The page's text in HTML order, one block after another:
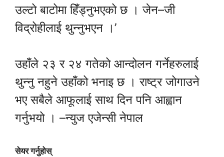
उल्टो बाटोमा हिँड्नुभएको छ । जेन–जी
विद्रोहीलाई थुन्नुभएन ।’
उहाँले २३ र २४ गतेको आन्दोलन गर्नेहरुलाई
थुन्नु नहुने उहाँको भनाइ छ । राष्ट्र जोगाउने
भए सबैले आफूलाई साथ दिन पनि आह्वान
गर्नुभयो । –न्युज एजेन्सी नेपाल
सेयर गर्नुहोस्